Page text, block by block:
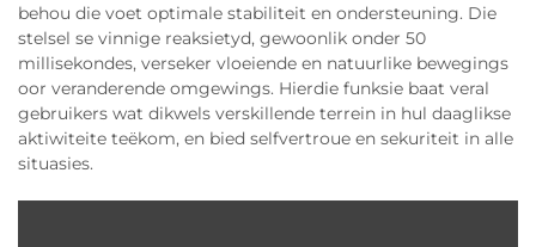
behou die voet optimale stabiliteit en ondersteuning. Die
stelsel se vinnige reaksietyd, gewoonlik onder 50
millisekondes, verseker vloeiende en natuurlike bewegings
oor veranderende omgewings. Hierdie funksie baat veral
gebruikers wat dikwels verskillende terrein in hul daaglikse
aktiwiteite teëkom, en bied selfvertroue en sekuriteit in alle
situasies.